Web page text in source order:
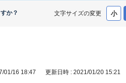
文字サイズの変更
か？
01/16 18:47 更新日時 : 2021/01/20 15:21